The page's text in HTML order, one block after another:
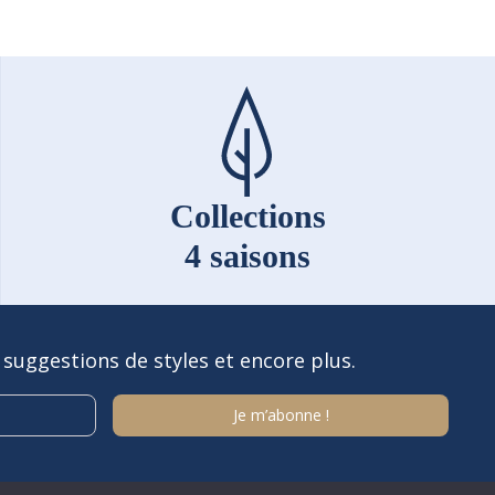
produit
Collections
4 saisons
de styles et encore plus.